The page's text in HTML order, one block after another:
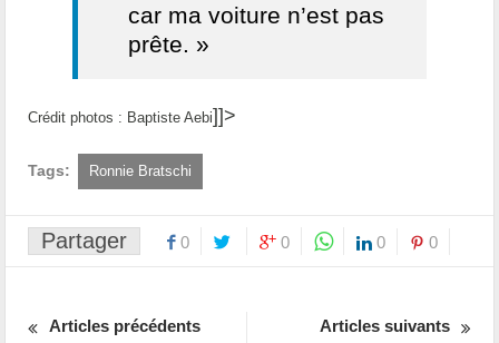
car ma voiture n’est pas
prête. »
Crédit photos : Baptiste Aebi]]>
Tags: Ronnie Bratschi
Partager 0 0 0 0
Articles précédents
Articles suivants